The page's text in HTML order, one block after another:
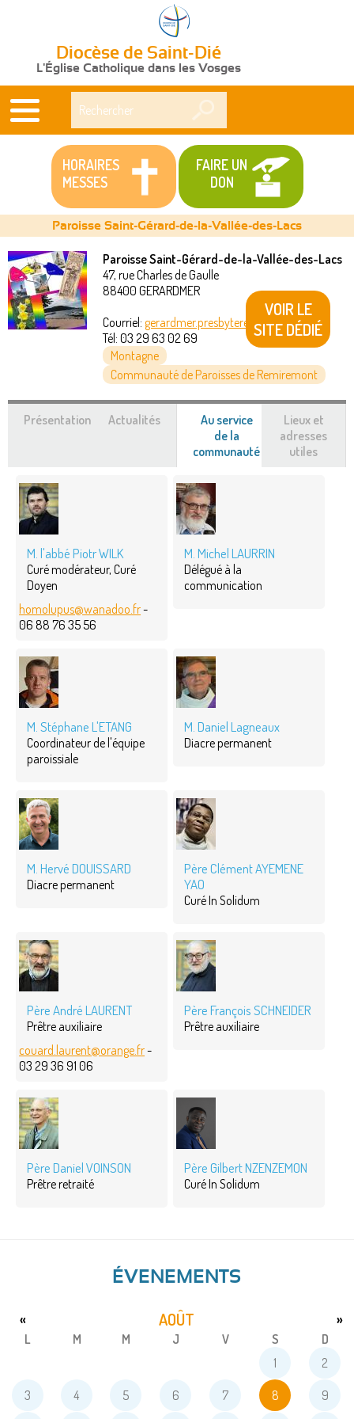
Diocèse de Saint-Dié
L'Église Catholique dans les Vosges
HORAIRES
MESSES
FAIRE UN
DON
Vous
êtes
Paroisse Saint-Gérard-de-la-Vallée-des-Lacs
Paroisse Saint-Gérard-de-la-Vallée-des-Lacs
47, rue Charles de Gaulle
88400 GERARDMER
Courriel: gerardmer.presbytere@akeonet.com
Tél: 03 29 63 02 69
Montagne
Communauté de Paroisses de Remiremont
VOIR LE
SITE DÉDIÉ
Présentation Actualités
Au service
de la
communauté (onglet
Lieux et
adresses
utiles
M. l'abbé Piotr WILK
Curé modérateur, Curé
Doyen
homolupus@wanadoo.fr-
06 88 76 35 56
M. Michel LAURRIN
Délégué à la
communication
M. Stéphane L'ETANG
Coordinateur de l'équipe
paroissiale
M. Daniel Lagneaux
Diacre permanent
M. Hervé DOUISSARD
Diacre permanent
Père Clément AYEMENE
YAO
Curé In Solidum
Père André LAURENT
Prêtre auxiliaire
couard.laurent@orange.fr-
03 29 36 91 06
Père François SCHNEIDER
Prêtre auxiliaire
Père Daniel VOINSON
Prêtre retraité
Père Gilbert NZENZEMON
Curé In Solidum
ÉVENEMENTS
AOÛT
« »
L M M J V S
D
1
2
3 4 5 6 7 8 9